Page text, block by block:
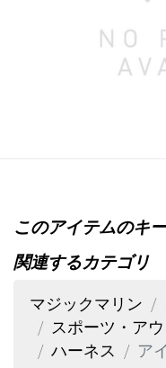
このアイテムのキ
関連するカテゴリ
マジックマリン
スポーツ・ア
ハーネス
ア